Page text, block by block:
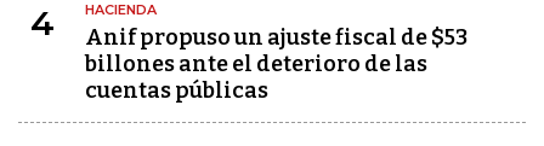
4 HACIENDA
Anif propuso un ajuste fiscal de $53
billones ante el deterioro de las
cuentas públicas